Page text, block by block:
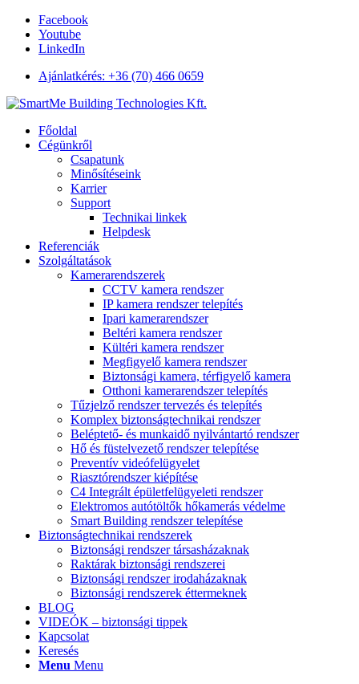
Facebook
Youtube
LinkedIn
Ajánlatkérés: +36 (70) 466 0659
Főoldal
Cégünkről
Csapatunk
Minősítéseink
Karrier
Support
Technikai linkek
Helpdesk
Referenciák
Szolgáltatások
Kamerarendszerek
CCTV kamera rendszer
IP kamera rendszer telepítés
Ipari kamerarendszer
Beltéri kamera rendszer
Kültéri kamera rendszer
Megfigyelő kamera rendszer
Biztonsági kamera, térfigyelő kamera
Otthoni kamerarendszer telepítés
Tűzjelző rendszer tervezés és telepítés
Komplex biztonságtechnikai rendszer
Beléptető- és munkaidő nyilvántartó rendszer
Hő és füstelvezető rendszer telepítése
Preventív videófelügyelet
Riasztórendszer kiépítése
C4 Integrált épületfelügyeleti rendszer
Elektromos autótöltők hőkamerás védelme
Smart Building rendszer telepítése
Biztonságtechnikai rendszerek
Biztonsági rendszer társasházaknak
Raktárak biztonsági rendszerei
Biztonsági rendszer irodaházaknak
Biztonsági rendszerek éttermeknek
BLOG
VIDEÓK – biztonsági tippek
Kapcsolat
Keresés
Menu Menu